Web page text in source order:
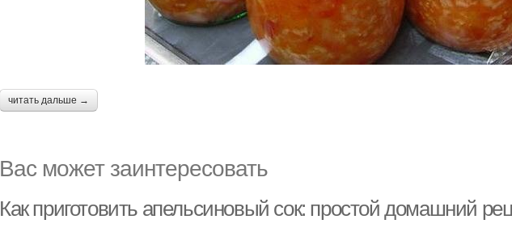
читать дальше →
Вас может заинтересовать
Как приготовить апельсиновый сок: простой домашний